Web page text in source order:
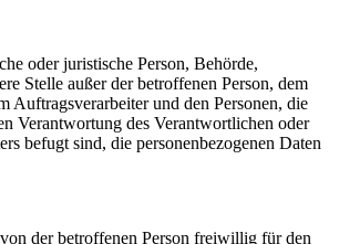
oder juristische Person, Behörde,
Stelle außer der betroffenen Person, dem
Auftragsverarbeiter und den Personen, die
Verantwortung des Verantwortlichen oder
befugt sind, die personenbezogenen Daten
der betroffenen Person freiwillig für den